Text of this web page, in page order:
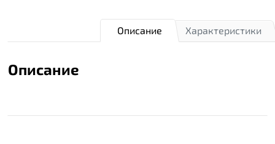
Характеристики
Описание
Описание